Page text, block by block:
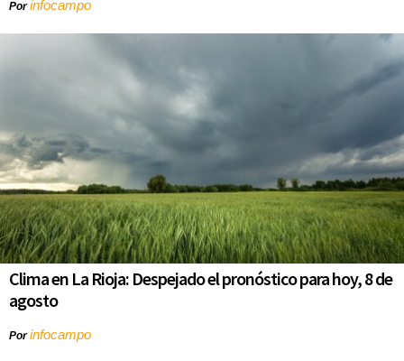
Porinfocampo
Clima en La Rioja: Despejado el pronóstico para hoy, 8 de
agosto
Porinfocampo